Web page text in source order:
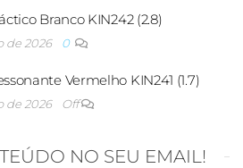
Branco KIN242 (2.8)
de 2026 0
Vermelho KIN241 (1.7)
de 2026 Off
NO SEU EMAIL!